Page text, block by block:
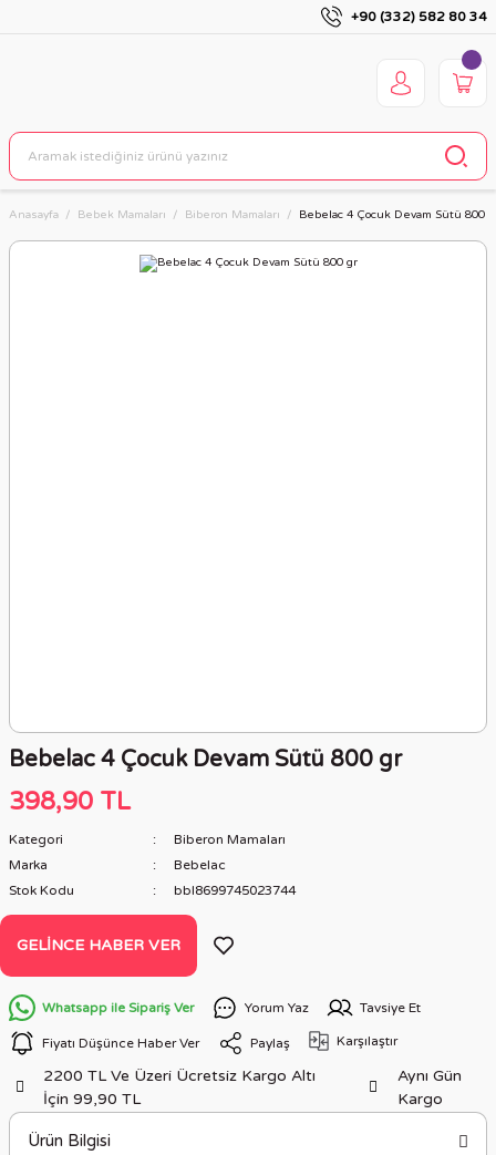
+90 (332) 582 80 34
Anasayfa Bebek Mamaları Biberon Mamaları Bebelac 4 Çocuk Devam Sütü 800
Bebelac 4 Çocuk Devam Sütü 800 gr
398,90 TL
Kategori
Biberon Mamaları
Marka
Bebelac
Stok Kodu
bbl8699745023744
GELINCE HABER VER
Whatsapp ile Sipariş Ver Yorum Yaz Tavsiye Et
Fiyatı Düşünce Haber Ver Paylaş Karşılaştır
2200 TL Ve Üzeri Ücretsiz Kargo Altı
İçin 99,90 TL
Aynı Gün
Kargo
Ürün Bilgisi